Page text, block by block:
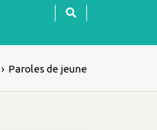
› Paroles de jeune